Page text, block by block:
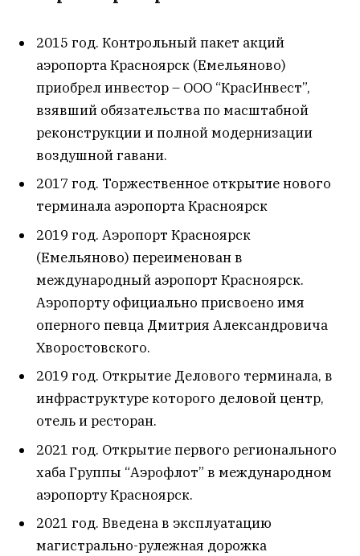
2015 год. Контрольный пакет акций
аэропорта Красноярск (Емельяново)
приобрел инвестор – ООО “КрасИнвест”,
взявший обязательства по масштабной
реконструкции и полной модернизации
воздушной гавани.
2017 год. Торжественное открытие нового
терминала аэропорта Красноярск
2019 год. Аэропорт Красноярск
(Емельяново) переименован в
международный аэропорт Красноярск.
Аэропорту официально присвоено имя
оперного певца Дмитрия Александровича
Хворостовского.
2019 год. Открытие Делового терминала, в
инфраструктуре которого деловой центр,
отель и ресторан.
2021 год. Открытие первого регионального
хаба Группы “Аэрофлот” в международном
аэропорту Красноярск.
2021 год. Введена в эксплуатацию
магистрально-рулежная дорожка